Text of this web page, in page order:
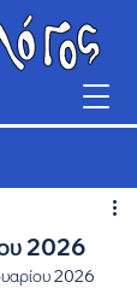
2026
2026